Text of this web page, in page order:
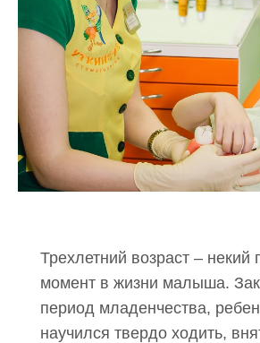
Трехлетний возраст –
момент в жизни малыша.
период младенчества,
научился твердо ходить,